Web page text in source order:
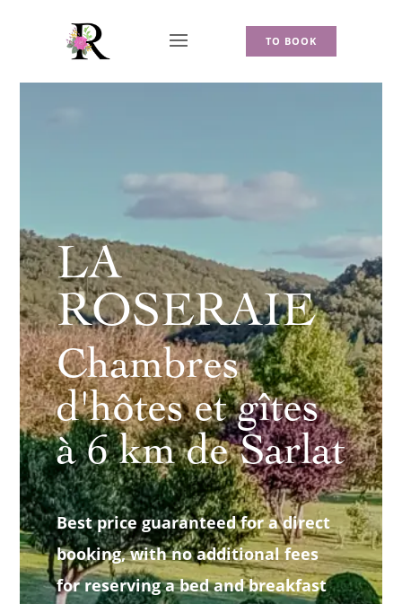
TO BOOK
LA
ROSERAIE
Chambres
d'hôtes et gîtes
à 6 km de Sarlat
Best price guaranteed for a direct
booking, with no additional fees
for reserving a bed and breakfast